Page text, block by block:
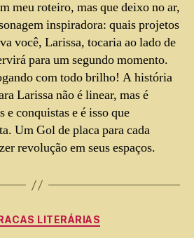
meu roteiro, mas que deixo no ar,
inspiradora: quais projetos
você, Larissa, tocaria ao lado de
para um segundo momento.
com todo brilho! A história
Larissa não é linear, mas é
e conquistas e é isso que
Um Gol de placa para cada
revolução em seus espaços.
LITERÁRIAS